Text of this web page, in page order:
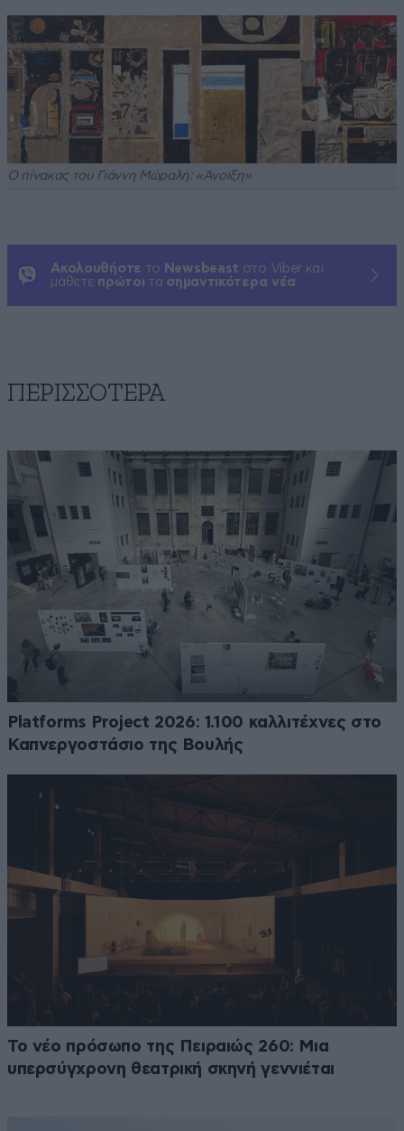
Ο πίνακας του Γιάννη Μώραλη: «Άνοιξη»
Ακολουθήστε το Newsbeast στο Viber και
μάθετε πρώτοι τα σημαντικότερα νέα
ΠΕΡΙΣΣΟΤΕΡΑ
Platforms Project 2026: 1.100 καλλιτέχνες στο
Καπνεργοστάσιο της Βουλής
Το νέο πρόσωπο της Πειραιώς 260: Μια
υπερσύγχρονη θεατρική σκηνή γεννιέται